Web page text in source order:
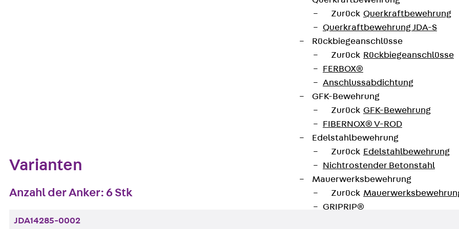
Zurück Querkraftbewehrung
Querkraftbewehrung JDA-S
Rückbiegeanschlüsse
Zurück Rückbiegeanschlüsse
FERBOX®
Anschlussabdichtung
GFK-Bewehrung
Zurück GFK-Bewehrung
FIBERNOX® V-ROD
Edelstahlbewehrung
Zurück Edelstahlbewehrung
Nichtrostender Betonstahl
Mauerwerksbewehrung
Zurück
GRIPRIP®
Datenblatt herunterladen
Varianten
Anzahl der Anker: 6 Stk
JDA14285-0002